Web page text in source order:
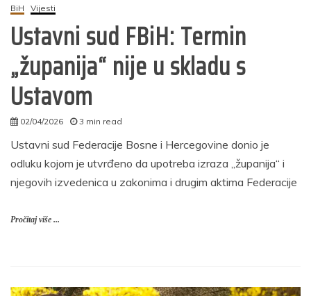
BiH Vijesti
Ustavni sud FBiH: Termin
„županija“ nije u skladu s
Ustavom
02/04/2026
3 min read
Ustavni sud Federacije Bosne i Hercegovine donio je
odluku kojom je utvrđeno da upotreba izraza „županija“ i
njegovih izvedenica u zakonima i drugim aktima Federacije
Pročitaj više ...